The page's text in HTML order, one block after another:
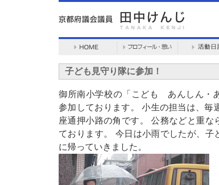
子ども見守り隊に参加！
御所南小学校の「こども あんしん・
参加しております。 小生の担当は、毎
座通押小路の角です。 公務などと重な
ております。 今日は小雨でしたが、子
に帰っていきました。